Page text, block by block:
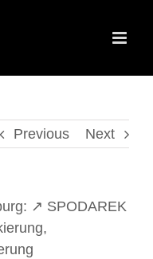
Previous Next
↗️ SPODAREK